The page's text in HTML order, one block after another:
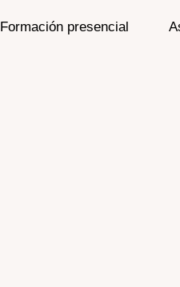
Formación presencial